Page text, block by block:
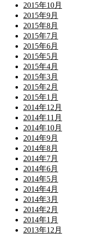
2015年10月
2015年9月
2015年8月
2015年7月
2015年6月
2015年5月
2015年4月
2015年3月
2015年2月
2015年1月
2014年12月
2014年11月
2014年10月
2014年9月
2014年8月
2014年7月
2014年6月
2014年5月
2014年4月
2014年3月
2014年2月
2014年1月
2013年12月